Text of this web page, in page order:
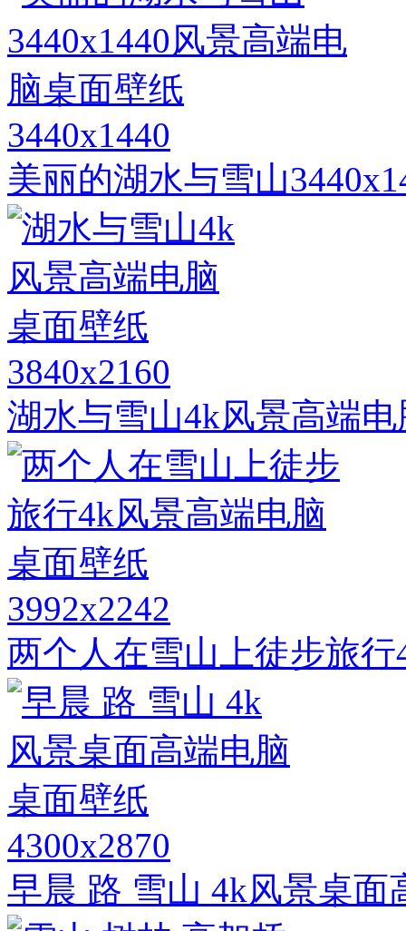
3440x1440
美丽的湖水与雪山
3840x2160
湖水与雪山4k风景高端
3992x2242
两个人在雪山上徒步旅
4300x2870
早晨 路 雪山 4k风景桌面